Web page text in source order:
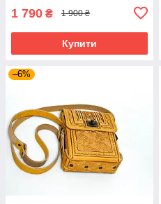
1 790 ₴ 1 900 ₴
Купити
–6%